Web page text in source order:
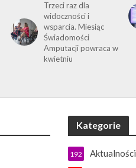
Trzeci raz dla
widoczności i
wsparcia. Miesiąc
Świadomości
Amputacji powraca w
kwietniu
Kategorie
Aktualności
192